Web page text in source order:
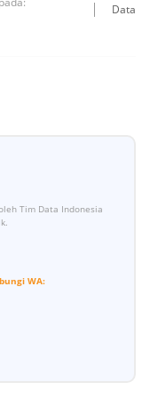
Data
Tim Data Indonesia
WA: